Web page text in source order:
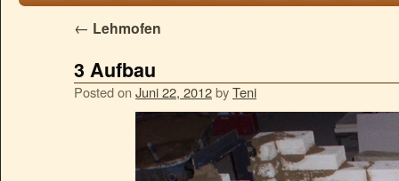
← Lehmofen
3 Aufbau
Posted on Juni 22, 2012byTeni